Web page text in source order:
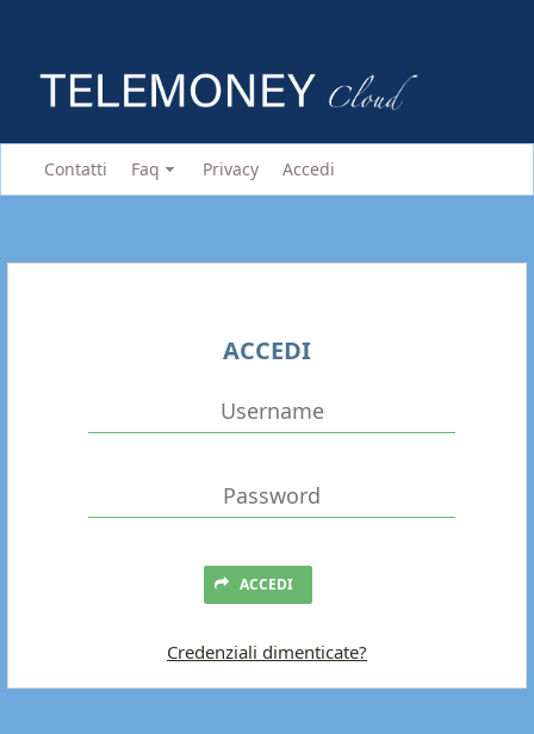
Contatti Faq Privacy Accedi
ACCEDI
ACCEDI
Credenziali dimenticate?